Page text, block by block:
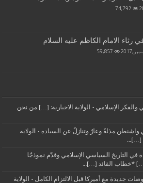
74,792
رثاء الامام الكاظم عليه السلام
59,857
والفكر الإسلامي - الولاية الاخبارية: […] من نحن
واشنطن مذلةٌ وعارٌ وتنازلٌ عن السيادة - الولاية
[…]...
في التاريخ السياسي الإسلامي وقدّم نموذجًا
[…] *خطاب القائد […]...
جديدة مع أميركا قبل الالتزام الكامل - الولاية